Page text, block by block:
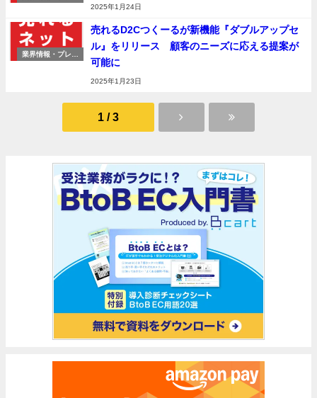
2025年1月24日
業界情報・プレス
売れるD2Cつくーるが新機能『ダブルアップセ
ル』をリリース 顧客のニーズに応える提案が
可能に
2025年1月23日
1 / 3